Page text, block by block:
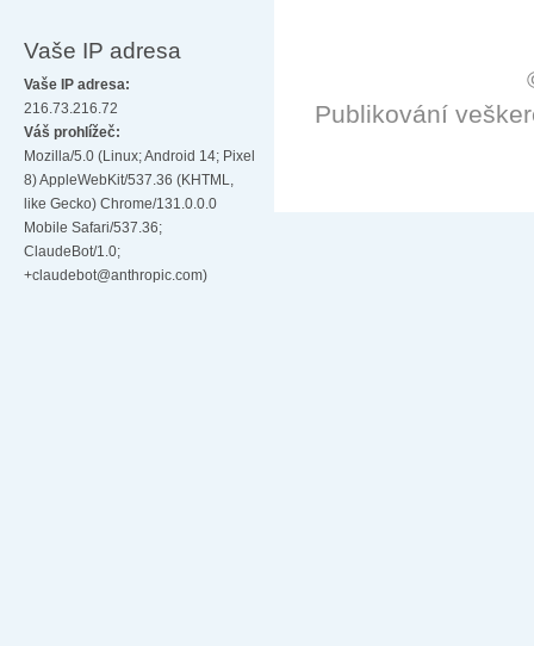
Vaše IP adresa
Vaše IP adresa:
216.73.216.72
Váš prohlížeč:
Mozilla/5.0 (Linux; Android 14; Pixel
8) AppleWebKit/537.36 (KHTML,
like Gecko) Chrome/131.0.0.0
Mobile Safari/537.36;
ClaudeBot/1.0;
+claudebot@anthropic.com)
Publikování